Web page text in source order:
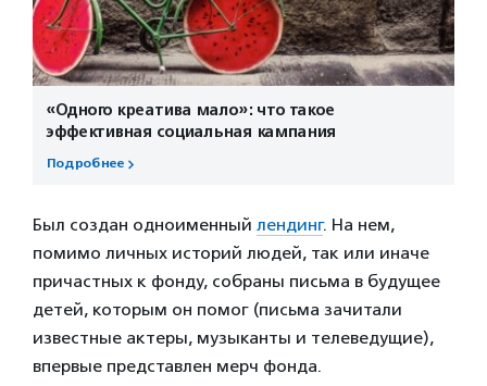
«Одного креатива мало»: что такое
эффективная социальная кампания
Подробнее
Был создан одноименный лендинг. На нем,
помимо личных историй людей, так или иначе
причастных к фонду, собраны письма в будущее
детей, которым он помог (письма зачитали
известные актеры, музыканты и телеведущие),
впервые представлен мерч фонда.